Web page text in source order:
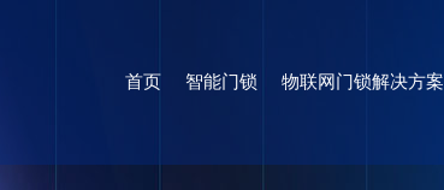
首页 智能门锁 物联网门锁解决方案